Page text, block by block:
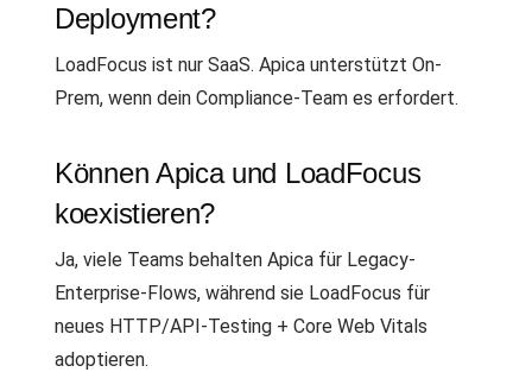
Deployment?
LoadFocus ist nur SaaS. Apica unterstützt On-
Prem, wenn dein Compliance-Team es erfordert.
Können Apica und LoadFocus
koexistieren?
Ja, viele Teams behalten Apica für Legacy-
Enterprise-Flows, während sie LoadFocus für
neues HTTP/API-Testing + Core Web Vitals
adoptieren.